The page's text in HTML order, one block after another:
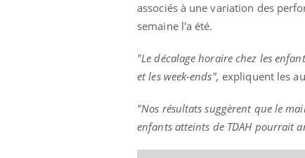
associés à une variation des
semaine l'a été.
"Le décalage horaire chez les
et les week-ends", expliquent les
"Nos résultats suggèrent que le
enfants atteints de TDAH pourrait